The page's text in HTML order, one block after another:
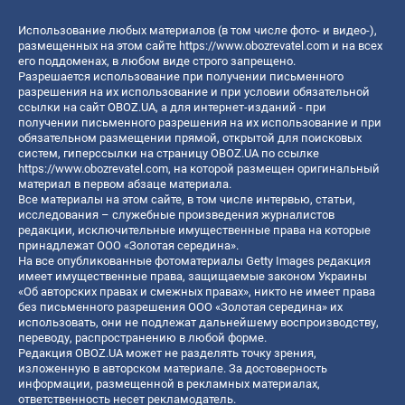
Использование любых материалов (в том числе фото- и видео-),
размещенных на этом сайте https://www.obozrevatel.com и на всех
его поддоменах, в любом виде строго запрещено.
Разрешается использование при получении письменного
разрешения на их использование и при условии обязательной
ссылки на сайт OBOZ.UA, а для интернет-изданий - при
получении письменного разрешения на их использование и при
обязательном размещении прямой, открытой для поисковых
систем, гиперссылки на страницу OBOZ.UA по ссылке
https://www.obozrevatel.com, на которой размещен оригинальный
материал в первом абзаце материала.
Все материалы на этом сайте, в том числе интервью, статьи,
исследования – служебные произведения журналистов
редакции, исключительные имущественные права на которые
принадлежат ООО «Золотая середина».
На все опубликованные фотоматериалы Getty Images редакция
имеет имущественные права, защищаемые законом Украины
«Об авторских правах и смежных правах», никто не имеет права
без письменного разрешения ООО «Золотая середина» их
использовать, они не подлежат дальнейшему воспроизводству,
переводу, распространению в любой форме.
Редакция OBOZ.UA может не разделять точку зрения,
изложенную в авторском материале. За достоверность
информации, размещенной в рекламных материалах,
ответственность несет рекламодатель.